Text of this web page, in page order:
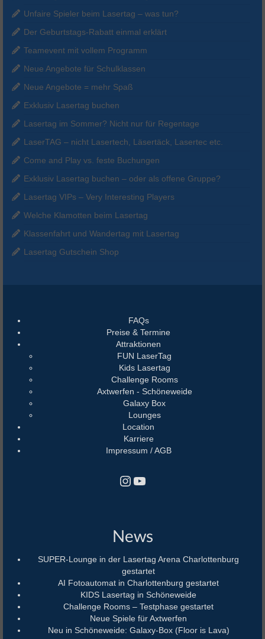
Unfaire Spieler beim Lasertag – was tun?
Der Geburtstags-Rabatt einmal erklärt
Teamevent mit vollem Programm
Neue Angebote für Schulklassen
Neue Angebote = mehr Spaß
Exklusiv Lasertag buchen
Lasertag im Sommer? Nicht nur für Regentage
LaserTAG – nicht Lasertech, Läsertäck, Lasertec etc.
Come and Play vs. feste Buchungen
Exklusiv Lasertag buchen – oder als offene Gruppe?
Lasertag VIPs – Very Interesting Players
Welche Klamotten beim Lasertag
Klassenfahrt und Wandertag mit Lasertag
Lasertag Gutschein Shop
FAQs
Preise & Termine
Attraktionen
FUN LaserTag
Kids Lasertag
Challenge Rooms
Axtwerfen - Schöneweide
Galaxy Box
Lounges
Location
Karriere
Impressum / AGB
Instagram
YouTube
News
SUPER-Lounge in der Lasertag Arena Charlottenburg
gestartet
AI Fotoautomat in Charlottenburg gestartet
KIDS Lasertag in Schöneweide
Challenge Rooms – Testphase gestartet
Neue Spiele für Axtwerfen
Neu in Schöneweide: Galaxy-Box (Floor is Lava)